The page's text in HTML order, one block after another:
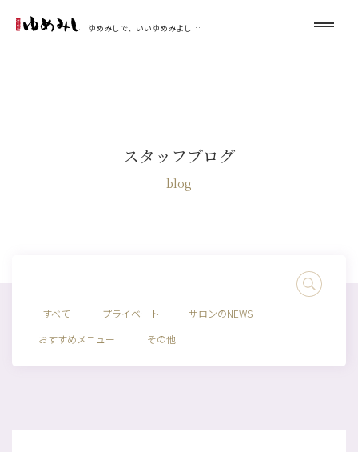
ゆめみしで、いいゆめみよし…
スタッフブログ
blog
すべて プライベート
サロンのNEWS
おすすめメニュー
その他